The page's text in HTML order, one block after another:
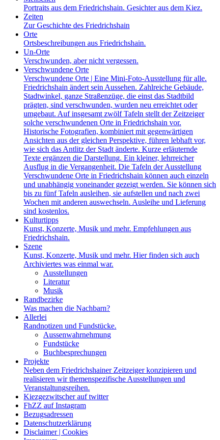
Portraits aus dem Friedrichshain. Gesichter aus dem Kiez.
Zeiten
Zur Geschichte des Friedrichshain
Orte
Ortsbeschreibungen aus Friedrichshain.
Un-Orte
Verschwunden, aber nicht vergessen.
Verschwundene Orte
Verschwundene Orte | Eine Mini-Foto-Ausstellung für alle.
Friedrichshain ändert sein Aussehen. Zahlreiche Gebäude,
Stadtwinkel, ganze Straßenzüge, die einst das Stadtbild
prägten, sind verschwunden, wurden neu erreichtet oder
umgebaut. Auf insgesamt zwölf Tafeln stellt der Zeitzeiger
solche verschwundenen Orte in Friedrichshain vor.
Historische Fotografien, kombiniert mit gegenwärtigen
Ansichten aus der gleichen Perspektive, führen lebhaft vor,
wie sich das Antlitz der Stadt änderte. Kurze erläuternde
Texte ergänzen die Darstellung. Ein kleiner, lehrreicher
Ausflug in die Vergangenheit. Die Tafeln der Ausstellung
Verschwundene Orte in Friedrichshain können auch einzeln
und unabhängig voneinander gezeigt werden. Sie können sich
bis zu fünf Tafeln ausleihen, sie aufstellen und nach zwei
Wochen mit anderen auswechseln. Ausleihe und Lieferung
sind kostenlos.
Kulturtipps
Kunst, Konzerte, Musik und mehr. Empfehlungen aus
Friedrichshain.
Szene
Kunst, Konzerte, Musik und mehr. Hier finden sich auch
Archiviertes was einmal war.
Ausstellungen
Literatur
Musik
Randbezirke
Was machen die Nachbarn?
Allerlei
Randnotizen und Fundstücke.
Aussenwahrnehmung
Fundstücke
Buchbesprechungen
Projekte
Neben dem Friedrichshainer Zeitzeiger konzipieren und
realisieren wir themenspezifische Ausstellungen und
Veranstaltungsreihen.
Kiezgezwitscher auf twitter
FhZZ auf Instagram
Bezugsadressen
Datenschutzerklärung
Disclaimer | Cookies